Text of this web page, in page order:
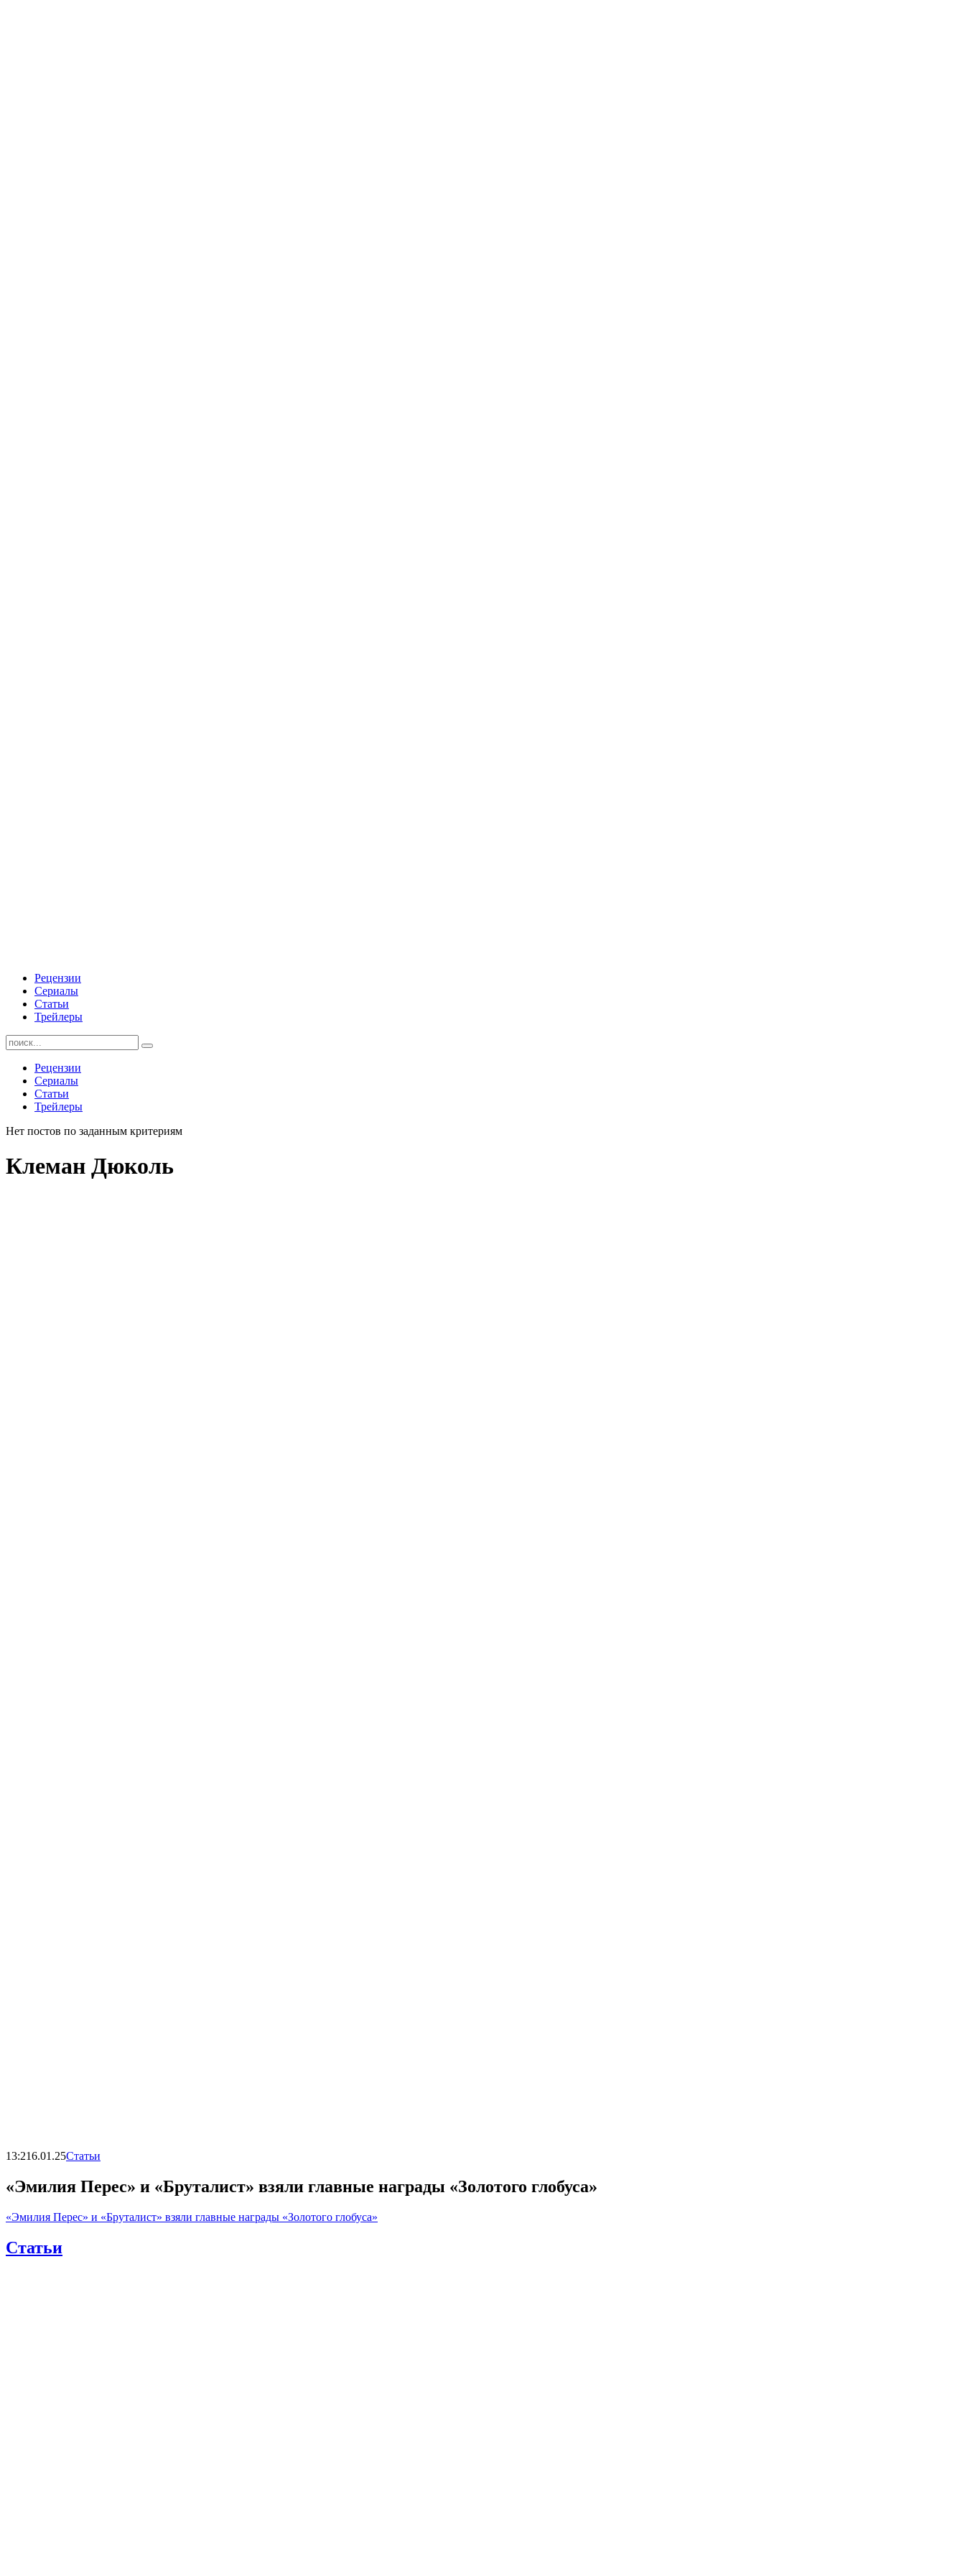
Рецензии
Сериалы
Статьи
Трейлеры
Найти:
Рецензии
Сериалы
Статьи
Трейлеры
Нет постов по заданным критериям
Клеман Дюколь
13:216.01.25Статьи
«Эмилия Перес» и «Бруталист» взяли главные награды «Золотого глобуса»
«Эмилия Перес» и «Бруталист» взяли главные награды «Золотого глобуса»
Статьи